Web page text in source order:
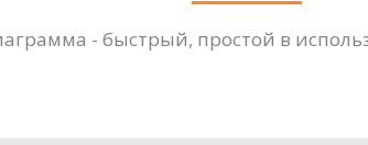
- быстрый, простой в